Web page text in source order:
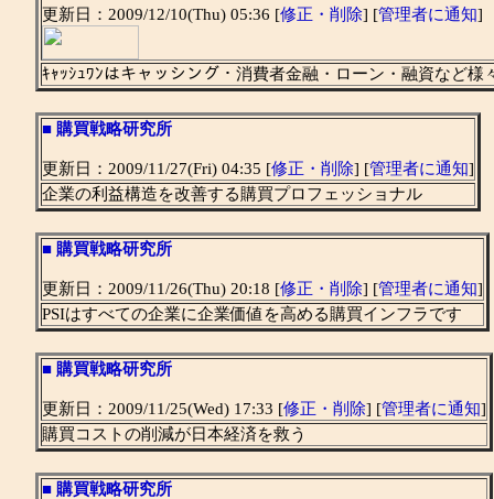
更新日：2009/12/10(Thu) 05:36 [修正・削除] [管理者に通知]
ｷｬｯｼｭﾜﾝはキャッシング・消費者金融・ローン・融資など
■ 購買戦略研究所
更新日：2009/11/27(Fri) 04:35 [修正・削除] [管理者に通知]
企業の利益構造を改善する購買プロフェッショナル
■ 購買戦略研究所
更新日：2009/11/26(Thu) 20:18 [修正・削除] [管理者に通知]
PSIはすべての企業に企業価値を高める購買インフラです
■ 購買戦略研究所
更新日：2009/11/25(Wed) 17:33 [修正・削除] [管理者に通知]
購買コストの削減が日本経済を救う
■ 購買戦略研究所